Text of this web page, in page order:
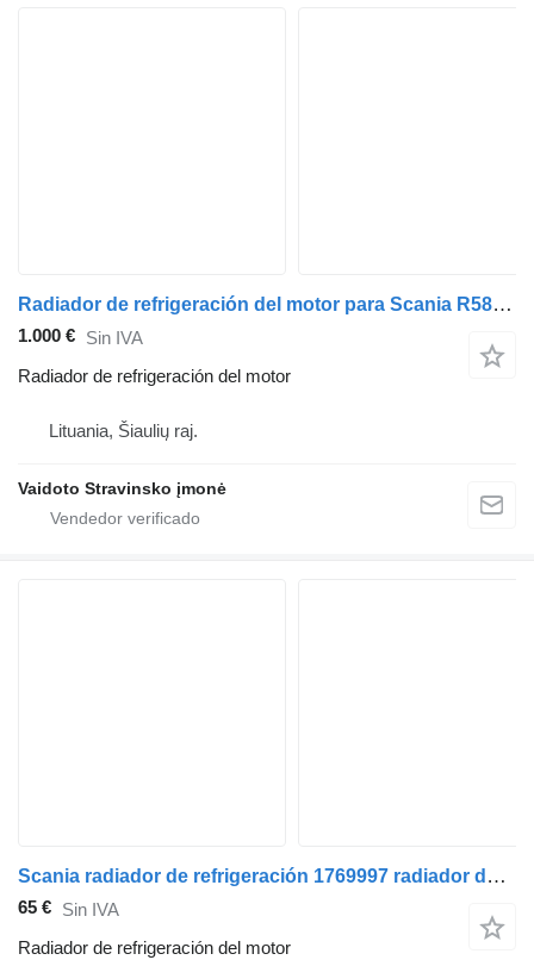
Radiador de refrigeración del motor para Scania R580 cabeza tractora
1.000 € Sin IVA
Radiador de refrigeración del motor
Lituania, Šiaulių raj.
Vaidoto Stravinsko įmonė
Scania radiador de refrigeración 1769997 radiador de refrigeración del motor para Scania R420 cabeza tractora
65 € Sin IVA
Radiador de refrigeración del motor